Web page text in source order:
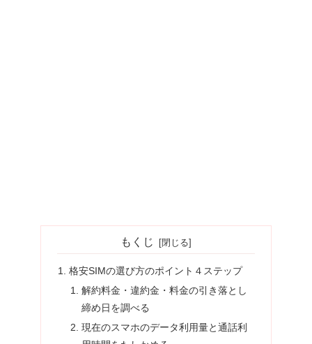
もくじ
格安SIMの選び方のポイント４ステップ
解約料金・違約金・料金の引き落とし
締め日を調べる
現在のスマホのデータ利用量と通話利